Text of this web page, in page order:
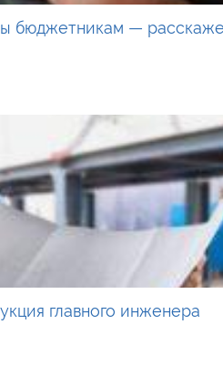
бюджетникам —
главного инженера